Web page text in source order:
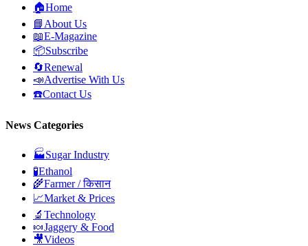
🏠Home
📘 About Us
📖E-Magazine
📦Subscribe
🔄Renewal
📣Advertise With Us
☎️Contact Us
News Categories
🏭Sugar Industry
🧪Ethanol
🌾Farmer / किसान
📈Market & Prices
🔬 Technology
🍬Jaggery & Food
🎥Videos